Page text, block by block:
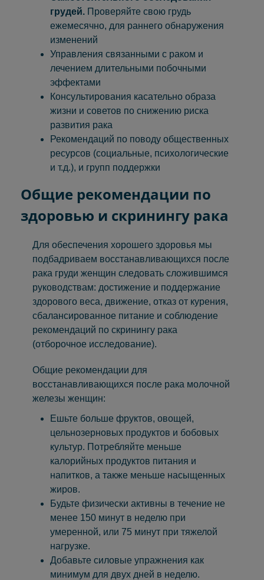
грудей. Проверяйте свою грудь
ежемесячно, для раннего обнаружения
изменений
Управления связанными с раком и
лечением длительными побочными
эффектами
Консультирования касательно образа
жизни и советов по снижению риска
развития рака
Рекомендаций по поводу общественных
ресурсов (социальные, психологические
и т.д.), и групп поддержки
Общие рекомендации по
здоровью и скринингу рака
Для обеспечения хорошего здоровья мы
подбадриваем восстанавливающихся после
рака груди женщин следовать сложившимся
руководствам: достижение и поддержание
здорового веса, движение, отказ от курения,
сбалансированное питание и соблюдение
рекомендаций по скринингу рака
(отборочное исследование).
Общие рекомендации для
восстанавливающихся после рака молочной
железы женщин:
Ешьте больше фруктов, овощей,
цельнозерновых продуктов и бобовых
культур. Потребляйте меньше
калорийных продуктов питания и
напитков, а также меньше насыщенных
жиров.
Будьте физически активны в течение не
менее 150 минут в неделю при
умеренной, или 75 минут при тяжелой
нагрузке.
Добавьте силовые упражнения как
минимум для двух дней в неделю.